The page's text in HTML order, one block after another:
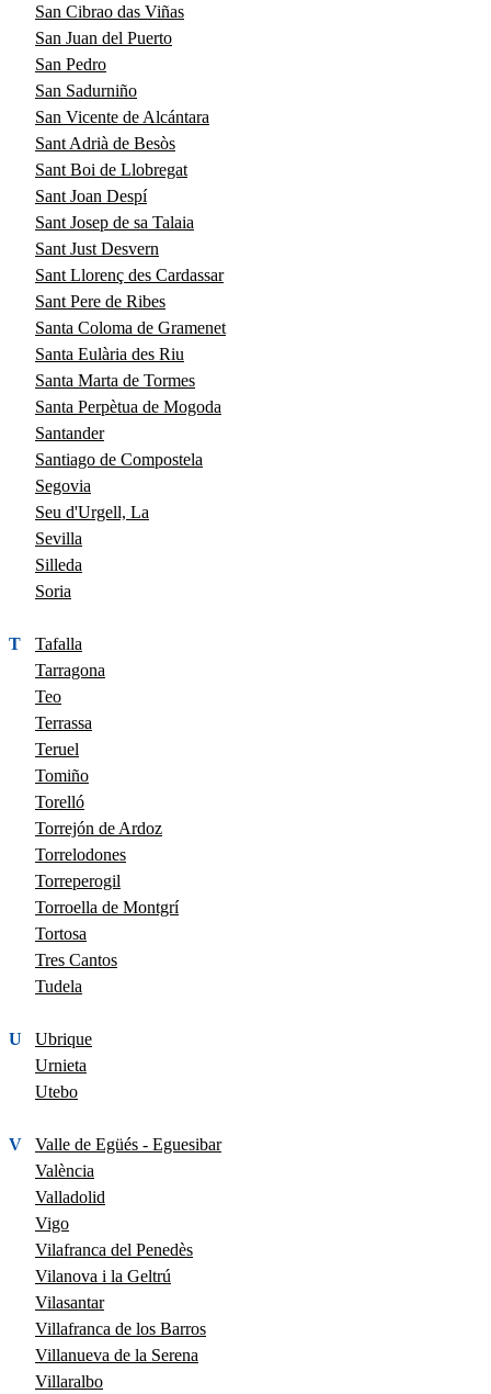
San Cibrao das Viñas
San Juan del Puerto
San Pedro
San Sadurniño
San Vicente de Alcántara
Sant Adrià de Besòs
Sant Boi de Llobregat
Sant Joan Despí
Sant Josep de sa Talaia
Sant Just Desvern
Sant Llorenç des Cardassar
Sant Pere de Ribes
Santa Coloma de Gramenet
Santa Eulària des Riu
Santa Marta de Tormes
Santa Perpètua de Mogoda
Santander
Santiago de Compostela
Segovia
Seu d'Urgell, La
Sevilla
Silleda
Soria
T
Tafalla
Tarragona
Teo
Terrassa
Teruel
Tomiño
Torelló
Torrejón de Ardoz
Torrelodones
Torreperogil
Torroella de Montgrí
Tortosa
Tres Cantos
Tudela
U
Ubrique
Urnieta
Utebo
V
Valle de Egüés - Eguesibar
València
Valladolid
Vigo
Vilafranca del Penedès
Vilanova i la Geltrú
Vilasantar
Villafranca de los Barros
Villanueva de la Serena
Villaralbo